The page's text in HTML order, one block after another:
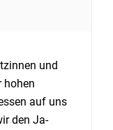
und
hohen
auf uns
den Ja-